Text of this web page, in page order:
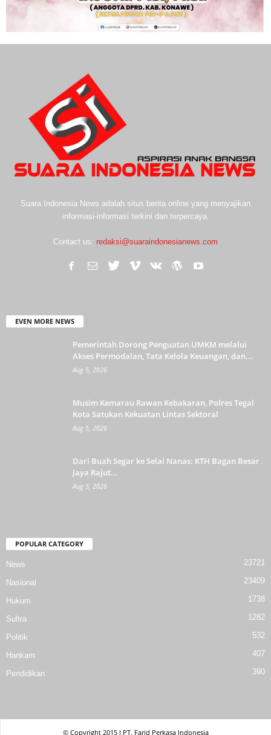
Suara Indonesia News adalah situs berita online yang menyajikan
informasi-informasi terkini dan terpercaya.
Contact us: redaksi@suaraindonesianews.com
EVEN MORE NEWS
Pemerintah Dorong Penguatan UMKM melalui
Akses Permodalan, Tata Kelola Keuangan, dan...
Aug 5, 2026
Musim Kemarau Rawan Kebakaran, Polres Tegal
Kota Satukan Kekuatan Lintas Sektoral
Aug 5, 2026
Dari Buah Segar ke Selai Nanas: KTH Bagan Besar
Jaya Rajut...
Aug 5, 2026
POPULAR CATEGORY
News 23721
Nasional 23409
Hukum 1738
Sultra 1282
Politik 532
Hankam 407
Pendidikan 390
© Copyright 2015 l PT. Farid Perkasa Indonesia